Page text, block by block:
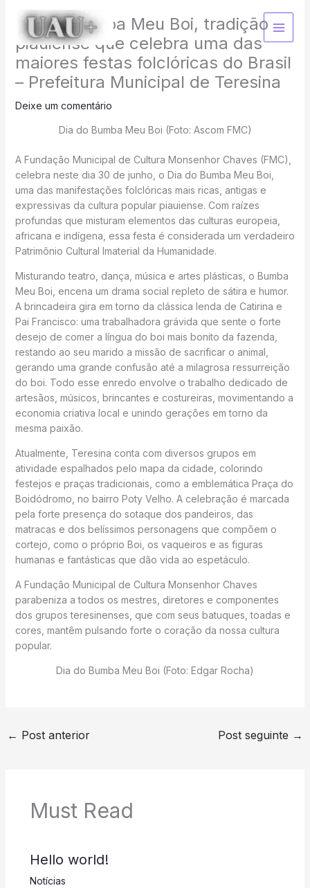
conteúdo
Dia do Bumba Meu Boi, tradição
piauiense que celebra uma das
maiores festas folclóricas do Brasil
– Prefeitura Municipal de Teresina
Deixe um comentário
Dia do Bumba Meu Boi (Foto: Ascom FMC)
A Fundação Municipal de Cultura Monsenhor Chaves (FMC),
celebra neste dia 30 de junho, o Dia do Bumba Meu Boi,
uma das manifestações folclóricas mais ricas, antigas e
expressivas da cultura popular piauiense. Com raízes
profundas que misturam elementos das culturas europeia,
africana e indígena, essa festa é considerada um verdadeiro
Patrimônio Cultural Imaterial da Humanidade.
Misturando teatro, dança, música e artes plásticas, o Bumba
Meu Boi, encena um drama social repleto de sátira e humor.
A brincadeira gira em torno da clássica lenda de Catirina e
Pai Francisco: uma trabalhadora grávida que sente o forte
desejo de comer a língua do boi mais bonito da fazenda,
restando ao seu marido a missão de sacrificar o animal,
gerando uma grande confusão até a milagrosa ressurreição
do boi. Todo esse enredo envolve o trabalho dedicado de
artesãos, músicos, brincantes e costureiras, movimentando a
economia criativa local e unindo gerações em torno da
mesma paixão.
Atualmente, Teresina conta com diversos grupos em
atividade espalhados pelo mapa da cidade, colorindo
festejos e praças tradicionais, como a emblemática Praça do
Boidódromo, no bairro Poty Velho. A celebração é marcada
pela forte presença do sotaque dos pandeiros, das
matracas e dos belíssimos personagens que compõem o
cortejo, como o próprio Boi, os vaqueiros e as figuras
humanas e fantásticas que dão vida ao espetáculo.
A Fundação Municipal de Cultura Monsenhor Chaves
parabeniza a todos os mestres, diretores e componentes
dos grupos teresinenses, que com seus batuques, toadas e
cores, mantêm pulsando forte o coração da nossa cultura
popular.
Dia do Bumba Meu Boi (Foto: Edgar Rocha)
← Post anterior Post seguinte →
Must Read
Hello world!
Notícias